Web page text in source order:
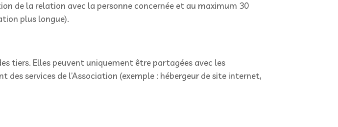
de la relation avec la personne concernée et au maximum 30
plus longue).
tiers. Elles peuvent uniquement être partagées avec les
services de l’Association (exemple : hébergeur de site internet,